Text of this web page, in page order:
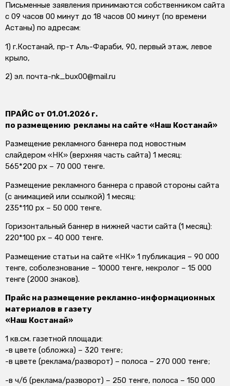
Письменные заявления принимаются собственником сайта
с 09 часов 00 минут до 18 часов 00 минут (по времени
Астаны) по адресам:
1) г.Костанай, пр-т Аль-Фараби, 90, первый этаж, левое
крыло,
2) эл. почта-nk_bux00@mail.ru
ПРАЙС от 01.01.2026 г.
по размещению рекламы на сайте «Наш Костанай»
Размещение рекламного баннера под новостным
слайдером «НК» (верхняя часть сайта) 1 месяц:
565*200 px – 70 000 тенге.
Размещение рекламного баннера с правой стороны сайта
(с анимацией или ссылкой) 1 месяц:
235*110 px – 50 000 тенге.
Горизонтальный баннер в нижней части сайта (1 месяц):
220*100 px – 40 000 тенге.
Размещение статьи на сайте «НК» 1 публикация – 90 000
тенге, соболезнование – 10000 тенге, некролог – 15 000
тенге (2000 знаков).
Прайс на размещение рекламно-информационных
материалов в газету
«Наш Костанай»
1 кв.см. газетной площади:
-в цвете (обложка) – 320 тенге;
-в цвете (реклама/разворот) – полоса – 270 000 тенге;
-в ч/б (реклама/разворот) – 250 тенге, полоса – 150 000